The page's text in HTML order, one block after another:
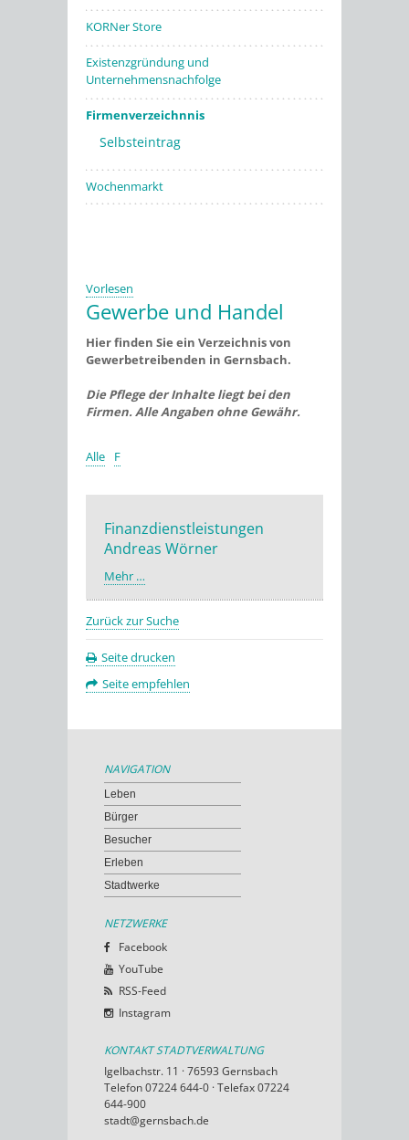
KORNer Store
Existenzgründung und
Unternehmensnachfolge
Firmenverzeichnnis
Selbsteintrag
Wochenmarkt
Vorlesen
Gewerbe und Handel
Hier finden Sie ein Verzeichnis von
Gewerbetreibenden in Gernsbach.
Die Pflege der Inhalte liegt bei den
Firmen. Alle Angaben ohne Gewähr.
Alle F
Finanzdienstleistungen
Andreas Wörner
Mehr …
Zurück zur Suche
Seite drucken
Seite empfehlen
NAVIGATION
Leben
Bürger
Besucher
Erleben
Stadtwerke
NETZWERKE
Facebook
YouTube
RSS-Feed
Instagram
KONTAKT STADTVERWALTUNG
Igelbachstr. 11 · 76593 Gernsbach
Telefon 07224 644-0 · Telefax 07224
644-900
stadt@gernsbach.de